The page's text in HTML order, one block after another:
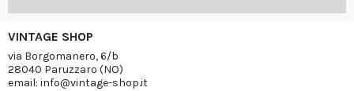
VINTAGE SHOP
via Borgomanero, 6/b
28040 Paruzzaro (NO)
email: info@vintage-shop.it